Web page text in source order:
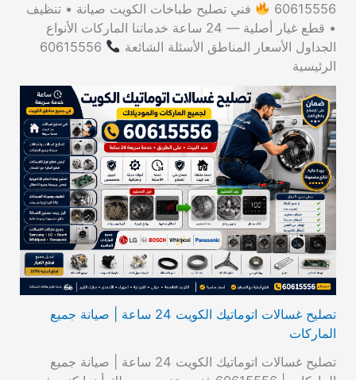
60615556
فني تصليح طباخات الكويت صيانة • تنظيف
• قطع غيار أصلية — 24 ساعة خدماتنا الماركات الأنواع
الجداول الأسعار المناطق الأسئلة الشائعة
60615556
الرئيسية
تصليح غسالات اتوماتيك الكويت 24 ساعة | صيانة جميع
الماركات
تصليح غسالات اتوماتيك الكويت 24 ساعة | صيانة جميع